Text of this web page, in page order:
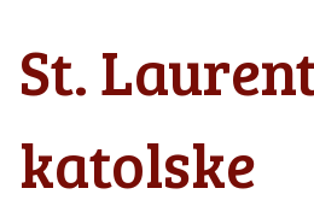
innholdet
St.
katolske